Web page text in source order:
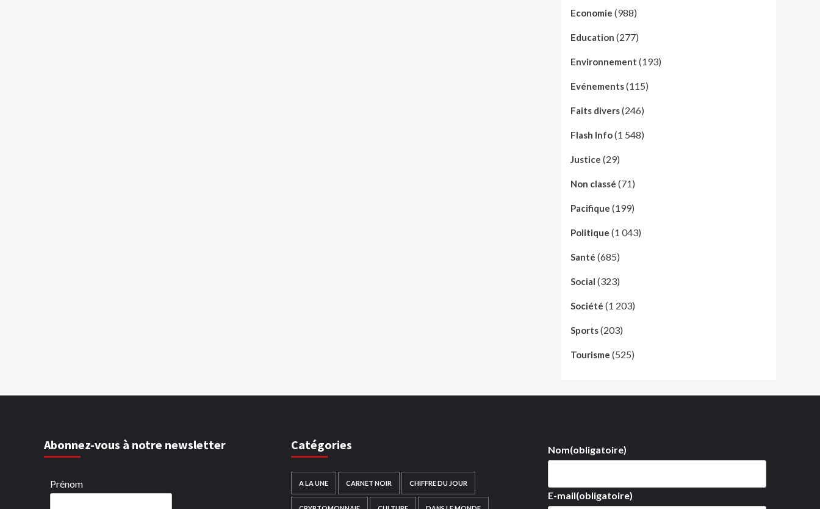
Economie (988)
Education (277)
Environnement (193)
Evénements(115)
Faits divers(246)
Flash Info(1 548)
Justice (29)
Non classé (71)
Pacifique (199)
Politique (1 043)
Santé (685)
Social (323)
Société (1 203)
Sports(203)
Tourisme (525)
Abonnez-vous à notre newsletter
Prénom
Catégories
A LA UNE CARNET NOIR CHIFFRE DU JOUR
Nom(obligatoire)
E-mail(obligatoire)